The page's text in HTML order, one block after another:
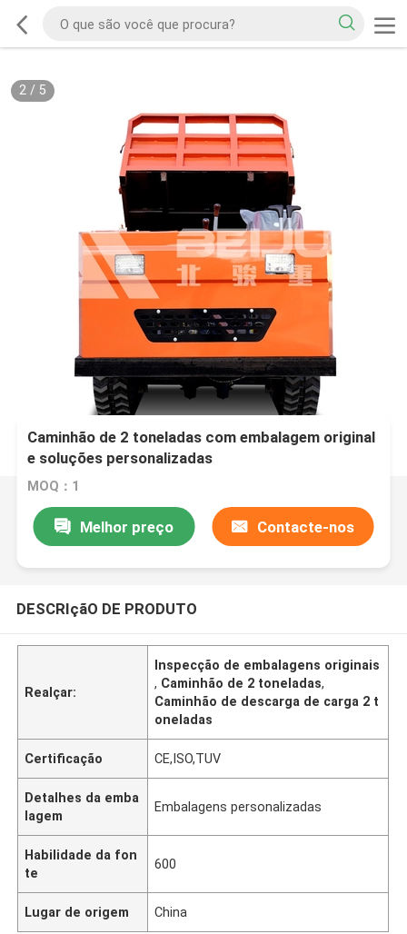
2/ 5
Caminhão de 2 toneladas com embalagem original
e soluções personalizadas
MOQ：1
Melhor preço Contacte-nos
DESCRIçãO DE PRODUTO
Realçar:
Inspecção de embalagens originais
, Caminhão de 2 toneladas,
Caminhão de descarga de carga 2 t
oneladas
Certificação CE,ISO,TUV
Detalhes da emba
lagem
Embalagens personalizadas
Habilidade da fon
te
600
Lugar de origem China